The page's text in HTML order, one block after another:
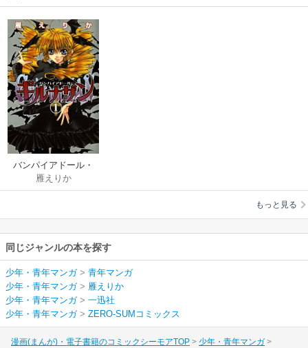
バンパイアドール・
ギルナザン
雁えりか
もっと見る
同じジャンルの本を探す
少年・青年マンガ> 青年マンガ
少年・青年マンガ> 雁えりか
少年・青年マンガ> 一迅社
少年・青年マンガ> ZERO-SUMコミックス
漫画(まんが)・電子書籍のコミックシーモアTOP
少年・青年マンガ